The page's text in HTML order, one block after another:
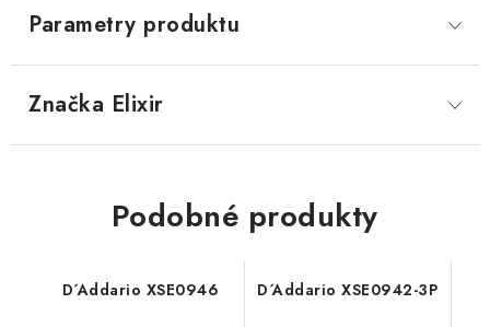
Parametry produktu
Značka Elixir
Podobné produkty
D´Addario XSE0946 D´Addario XSE0942-3P